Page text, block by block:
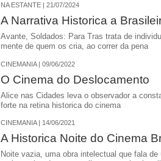
NA ESTANTE | 21/07/2024
A Narrativa Historica a
Avante, Soldados: Para Tras trata de
mente de quem os cria, ao correr da pena
CINEMANIA | 09/06/2022
O Cinema do Deslocamento
Alice nas Cidades leva o observador a
forte na retina historica do cinema
CINEMANIA | 14/06/2021
A Historica Noite do Cinema
Noite vazia, uma obra intelectual que fala